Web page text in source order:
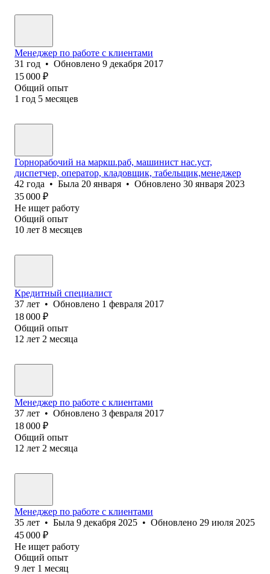
Менеджер по работе с клиентами
31 год • Обновлено 9 декабря 2017
15 000 ₽
Общий опыт
1 год 5 месяцев
Горнорабочий на маркш.раб, машинист нас.уст,
диспетчер, оператор, кладовщик, табельщик,менеджер
42 года • Была 20 января • Обновлено 30 января 2023
35 000 ₽
Не ищет работу
Общий опыт
10 лет 8 месяцев
Кредитный специалист
37 лет • Обновлено 1 февраля 2017
18 000 ₽
Общий опыт
12 лет 2 месяца
Менеджер по работе с клиентами
37 лет • Обновлено 3 февраля 2017
18 000 ₽
Общий опыт
12 лет 2 месяца
Менеджер по работе с клиентами
35 лет • Была 9 декабря 2025 • Обновлено 29 июля 2025
45 000 ₽
Не ищет работу
Общий опыт
9 лет 1 месяц